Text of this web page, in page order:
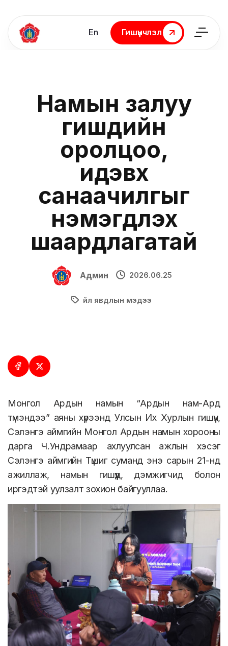
En
Гишүүнчлэл
Гишүүнчлэл
Намын залуу
гишүүдийн
оролцоо,
идэвх
санаачилгыг
нэмэгдүүлэх
шаардлагатай
Админ 2026.06.25
Үйл явдлын мэдээ
Монгол Ардын намын “Ардын нам-Ард
түмэндээ” аяны хүрээнд Улсын Их Хурлын гишүүн,
Сэлэнгэ аймгийн Монгол Ардын намын хорооны
дарга Ч.Ундрамаар ахлуулсан ажлын хэсэг
Сэлэнгэ аймгийн Түшиг суманд энэ сарын 21-нд
ажиллаж, намын гишүүд, дэмжигчид болон
иргэдтэй уулзалт зохион байгууллаа.